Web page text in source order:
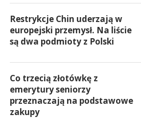
Restrykcje Chin uderzają w
europejski przemysł. Na liście
są dwa podmioty z Polski
Co trzecią złotówkę z
emerytury seniorzy
przeznaczają na podstawowe
zakupy